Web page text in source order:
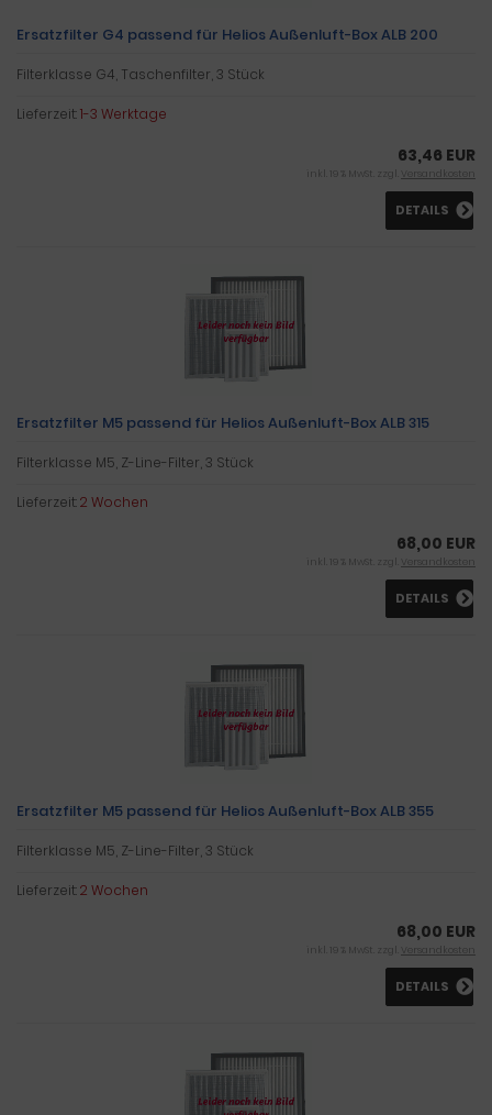
Ersatzfilter G4 passend für Helios Außenluft-Box ALB 200
Filterklasse G4, Taschenfilter, 3 Stück
Lieferzeit:1-3 Werktage
63,46 EUR
inkl. 19 % MwSt. zzgl. Versandkosten
DETAILS
Ersatzfilter M5 passend für Helios Außenluft-Box ALB 315
Filterklasse M5, Z-Line-Filter, 3 Stück
Lieferzeit:2 Wochen
68,00 EUR
inkl. 19 % MwSt. zzgl. Versandkosten
DETAILS
Ersatzfilter M5 passend für Helios Außenluft-Box ALB 355
Filterklasse M5, Z-Line-Filter, 3 Stück
Lieferzeit:2 Wochen
68,00 EUR
inkl. 19 % MwSt. zzgl. Versandkosten
DETAILS